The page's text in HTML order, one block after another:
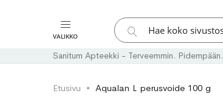
VALIKKO
Hae
Hae
Sanitum Apteekki - Terveemmin. Pidempään.
Etusivu Aqualan L perusvoide 100 g